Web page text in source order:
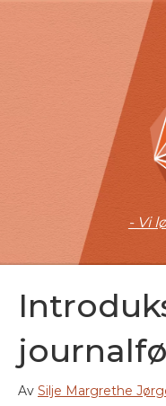
- Vi
Av Silje Margrethe